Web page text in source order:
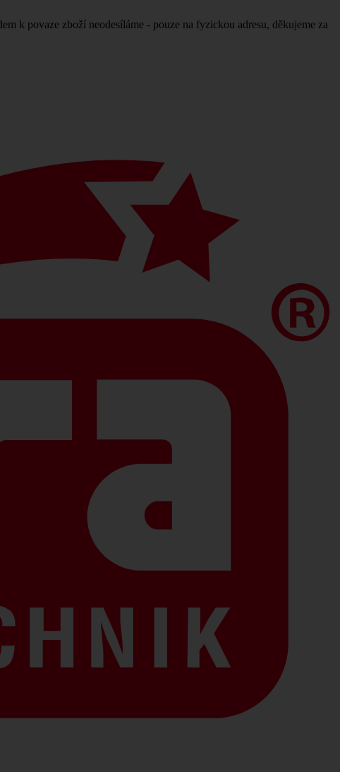
k povaze zboží neodesíláme - pouze na fyzickou adresu, děkujeme za